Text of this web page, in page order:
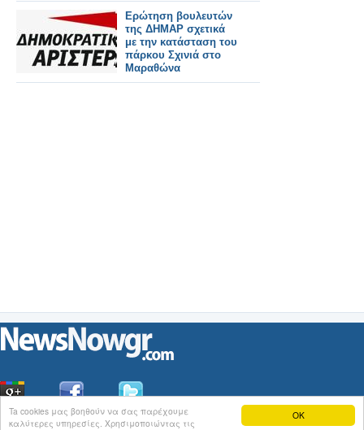
OK
Ta cookies μας βοηθούν να σας παρέχουμε
καλύτερες υπηρεσίες. Χρησιμοποιώντας τις
Ερώτηση βουλευτών
της ΔΗΜΑΡ σχετικά
με την κατάσταση του
πάρκου Σχινιά στο
Μαραθώνα